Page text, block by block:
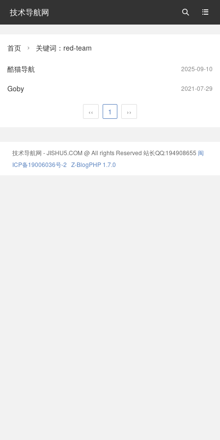
技术导航网 

首页  关键词：red-team
2025-09-10
酷猫导航
2021-07-29
Goby
‹‹ 1 ››
技术导航网 - JISHU5.COM @ All rights Reserved 站长QQ:194908655 闽
ICP备19006036号-2 Z-BlogPHP 1.7.0